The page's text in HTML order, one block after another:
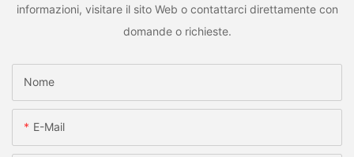
informazioni, visitare il sito Web o contattarci direttamente con
domande o richieste.
Nome
E-Mail